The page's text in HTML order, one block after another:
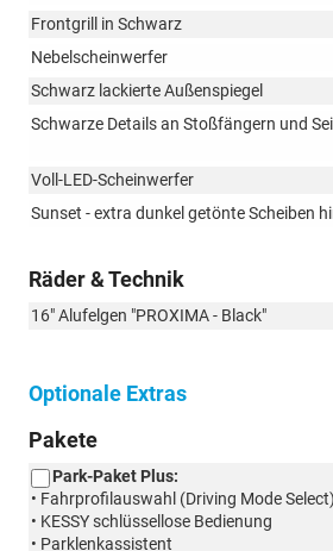
Frontgrill in Schwarz
Nebelscheinwerfer
Schwarz lackierte Außenspiegel
Schwarze Details an Stoßfängern und
Voll-LED-Scheinwerfer
Sunset - extra dunkel getönte Scheiben
Räder & Technik
16" Alufelgen "PROXIMA - Black"
Optionale Extras
Pakete
Park-Paket Plus:
• Fahrprofilauswahl (Driving Mode Select)
• KESSY schlüssellose Bedienung
• Parklenkassistent